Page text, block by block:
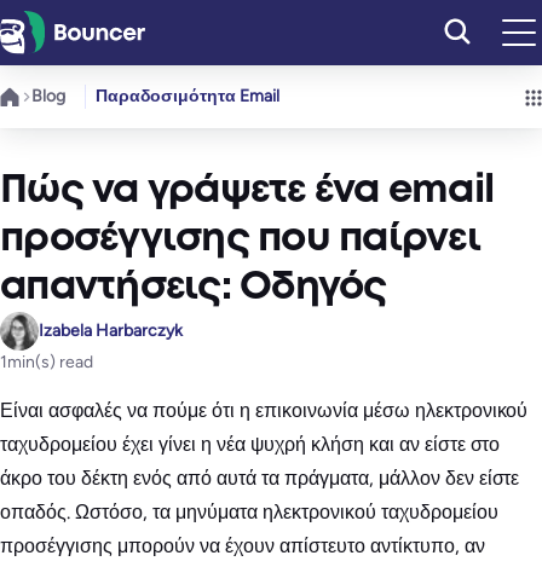
Μετάβαση
στο
περιεχόμενο
Blog Παραδοσιμότητα Email
Πώς να γράψετε ένα email
προσέγγισης που παίρνει
απαντήσεις: Οδηγός
Izabela Harbarczyk
1min(s) read
Είναι ασφαλές να πούμε ότι η επικοινωνία μέσω ηλεκτρονικού
ταχυδρομείου έχει γίνει η νέα ψυχρή κλήση και αν είστε στο
άκρο του δέκτη ενός από αυτά τα πράγματα, μάλλον δεν είστε
οπαδός. Ωστόσο, τα μηνύματα ηλεκτρονικού ταχυδρομείου
προσέγγισης μπορούν να έχουν απίστευτο αντίκτυπο, αν